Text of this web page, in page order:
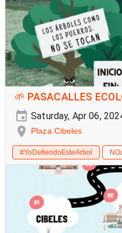
🌱 PASACALLES
Saturday, Apr 06,
Plaza Cibeles
#YoDefiendoEsteArbol